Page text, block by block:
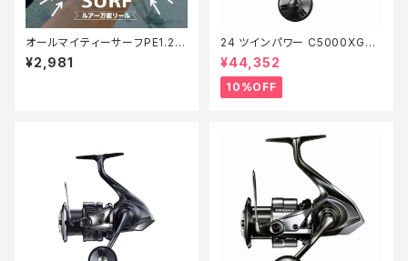
オールマイティーサーフPE1.2 2
00m【Tオリ】
¥2,981
24 ツインパワー C5000XG
【継続セール_リール】【10】
¥44,352
10%OFF